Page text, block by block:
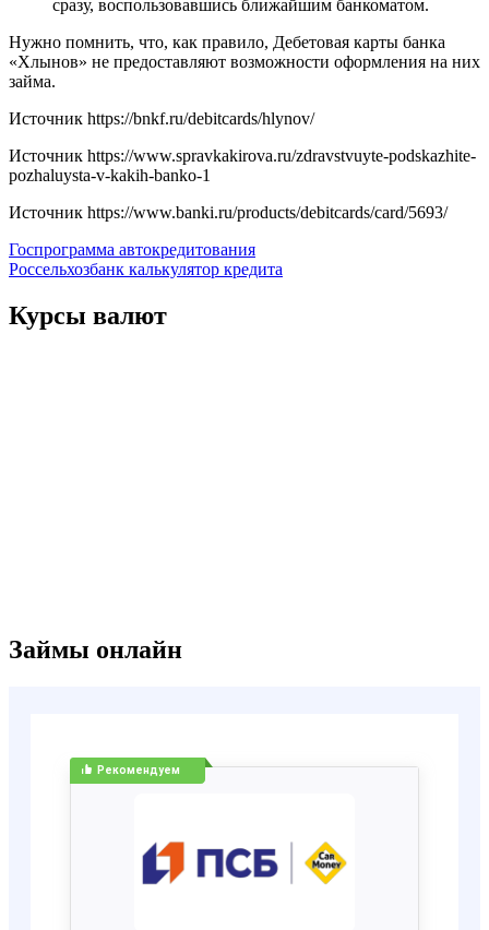
сразу, воспользовавшись ближайшим банкоматом.
Нужно помнить, что, как правило, Дебетовая карты банка
«Хлынов» не предоставляют возможности оформления на них
займа.
Источник https://bnkf.ru/debitcards/hlynov/
Источник https://www.spravkakirova.ru/zdravstvuyte-podskazhite-
pozhaluysta-v-kakih-banko-1
Источник https://www.banki.ru/products/debitcards/card/5693/
Навигация
по
записям
Госпрограмма автокредитования
Россельхозбанк калькулятор кредита
Курсы валют
Займы онлайн